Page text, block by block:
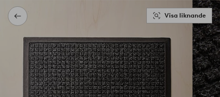
Tillbaka Visa liknande